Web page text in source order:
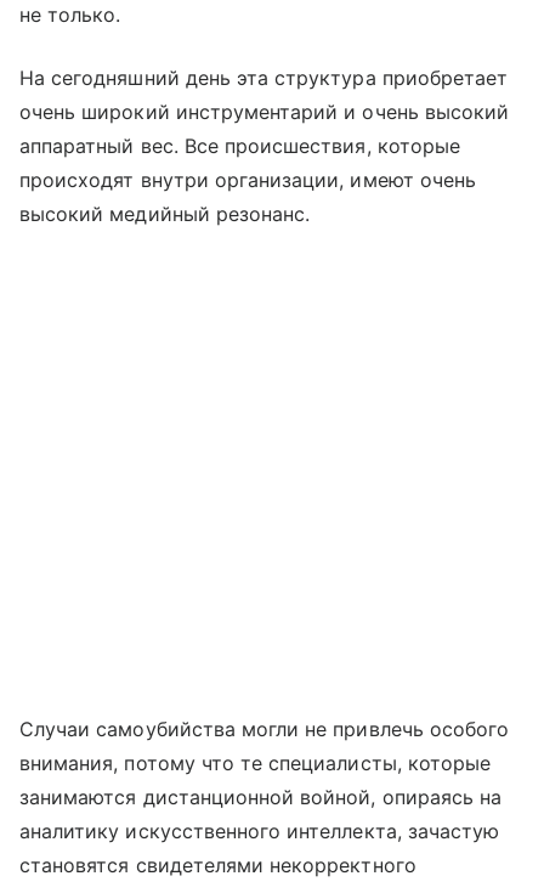
не только.
На сегодняшний день эта структура приобретает
очень широкий инструментарий и очень высокий
аппаратный вес. Все происшествия, которые
происходят внутри организации, имеют очень
высокий медийный резонанс.
Случаи самоубийства могли не привлечь особого
внимания, потому что те специалисты, которые
занимаются дистанционной войной, опираясь на
аналитику искусственного интеллекта, зачастую
становятся свидетелями некорректного